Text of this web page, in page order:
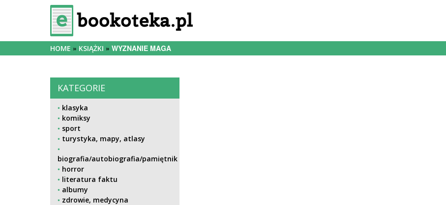
HOME KSIĄŻKI WYZNANIE MAGA
KATEGORIE
klasyka
komiksy
sport
turystyka, mapy, atlasy
biografia/autobiografia/pamiętnik
horror
literatura faktu
albumy
zdrowie, medycyna